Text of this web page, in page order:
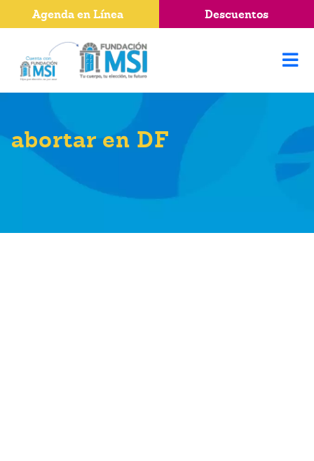
abortar en DF
Agenda en Línea Descuentos